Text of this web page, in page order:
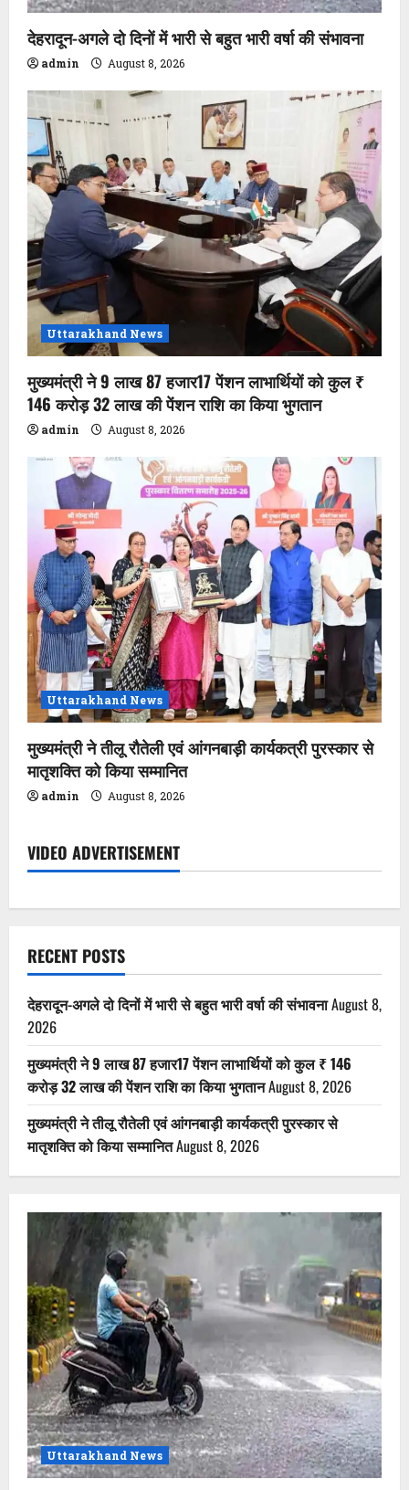
देहरादून-अगले दो दिनों में भारी से बहुत भारी वर्षा की संभावना
admin August 8, 2026
Uttarakhand News
मुख्यमंत्री ने 9 लाख 87 हजार17 पेंशन लाभार्थियों को कुल ₹
146 करोड़ 32 लाख की पेंशन राशि का किया भुगतान
admin August 8, 2026
Uttarakhand News
मुख्यमंत्री ने तीलू रौतेली एवं आंगनबाड़ी कार्यकत्री पुरस्कार से
मातृशक्ति को किया सम्मानित
admin August 8, 2026
VIDEO ADVERTISEMENT
RECENT POSTS
देहरादून-अगले दो दिनों में भारी से बहुत भारी वर्षा की संभावनाAugust 8,
2026
मुख्यमंत्री ने 9 लाख 87 हजार17 पेंशन लाभार्थियों को कुल ₹ 146
करोड़ 32 लाख की पेंशन राशि का किया भुगतानAugust 8, 2026
मुख्यमंत्री ने तीलू रौतेली एवं आंगनबाड़ी कार्यकत्री पुरस्कार से
मातृशक्ति को किया सम्मानितAugust 8, 2026
Uttarakhand News